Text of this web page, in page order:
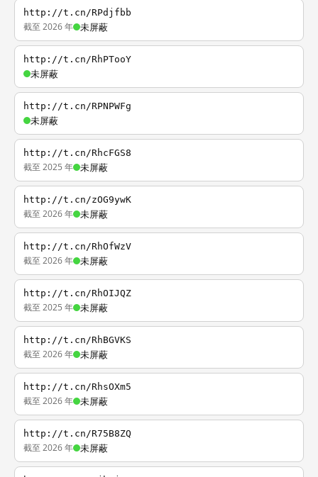
http://t.cn/RPdjfbb
截至 2026 年 未屏蔽
http://t.cn/RhPTooY
未屏蔽
http://t.cn/RPNPWFg
未屏蔽
http://t.cn/RhcFGS8
截至 2025 年 未屏蔽
http://t.cn/zOG9ywK
截至 2026 年 未屏蔽
http://t.cn/RhOfWzV
截至 2026 年 未屏蔽
http://t.cn/RhOIJQZ
截至 2025 年 未屏蔽
http://t.cn/RhBGVKS
截至 2026 年 未屏蔽
http://t.cn/RhsOXm5
截至 2026 年 未屏蔽
http://t.cn/R75B8ZQ
截至 2026 年 未屏蔽